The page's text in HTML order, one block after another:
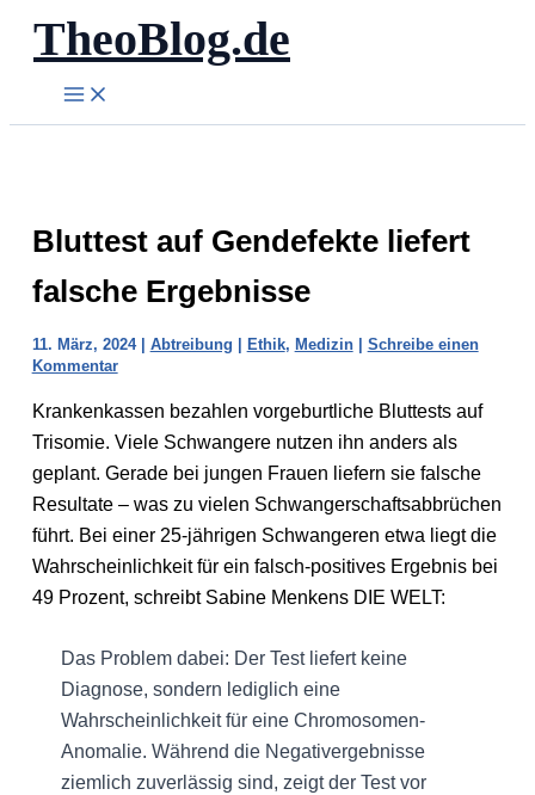
Zum
Inhalt
springen
TheoBlog.de
Bluttest auf Gendefekte liefert
falsche Ergebnisse
11. März, 2024 | Abtreibung | Ethik, Medizin| Schreibe einen
Kommentar
Krankenkassen bezahlen vorgeburtliche Bluttests auf
Trisomie. Viele Schwangere nutzen ihn anders als
geplant. Gerade bei jungen Frauen liefern sie falsche
Resultate – was zu vielen Schwangerschaftsabbrüchen
führt. Bei einer 25-jährigen Schwangeren etwa liegt die
Wahrscheinlichkeit für ein falsch-positives Ergebnis bei
49 Prozent, schreibt Sabine Menkens DIE WELT:
Das Problem dabei: Der Test liefert keine
Diagnose, sondern lediglich eine
Wahrscheinlichkeit für eine Chromosomen-
Anomalie. Während die Negativergebnisse
ziemlich zuverlässig sind, zeigt der Test vor